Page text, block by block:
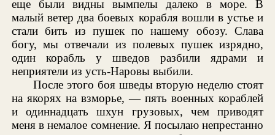
еще были видны вымпелы далеко в море. В
малый ветер два боевых корабля вошли в устье и
стали бить из пушек по нашему обозу. Слава
богу, мы отвечали из полевых пушек изрядно,
один корабль у шведов разбили ядрами и
неприятели из усть-Наровы выбили.
После этого боя шведы вторую неделю стоят
на якорях на взморье, — пять военных кораблей
и одиннадцать шхун грузовых, чем приводят
меня в немалое сомнение. Я посылаю непрестанно